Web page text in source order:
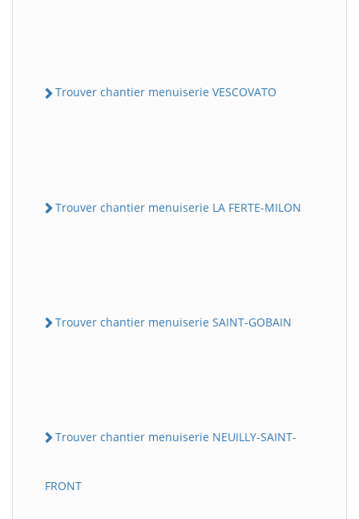
Trouver chantier menuiserie VESCOVATO
Trouver chantier menuiserie LA FERTE-MILON
Trouver chantier menuiserie SAINT-GOBAIN
Trouver chantier menuiserie NEUILLY-SAINT-
FRONT